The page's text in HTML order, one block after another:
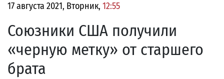
17 августа 2021, Вторник, 12:55
Союзники США получили
«черную метку» от старшего
брата